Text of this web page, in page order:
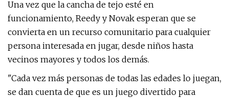
Una vez que la cancha de tejo esté en
funcionamiento, Reedy y Novak esperan que se
convierta en un recurso comunitario para cualquier
persona interesada en jugar, desde niños hasta
vecinos mayores y todos los demás.
"Cada vez más personas de todas las edades lo juegan,
se dan cuenta de que es un juego divertido para